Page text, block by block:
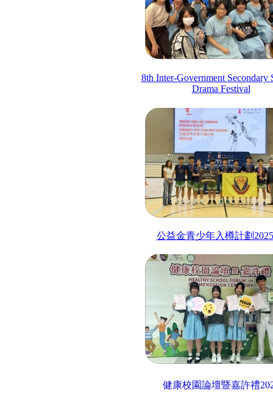
8th Inter-Government Secondary
Drama Festival
公益金青少年入樽計劃
健康校園論壇暨嘉許禮